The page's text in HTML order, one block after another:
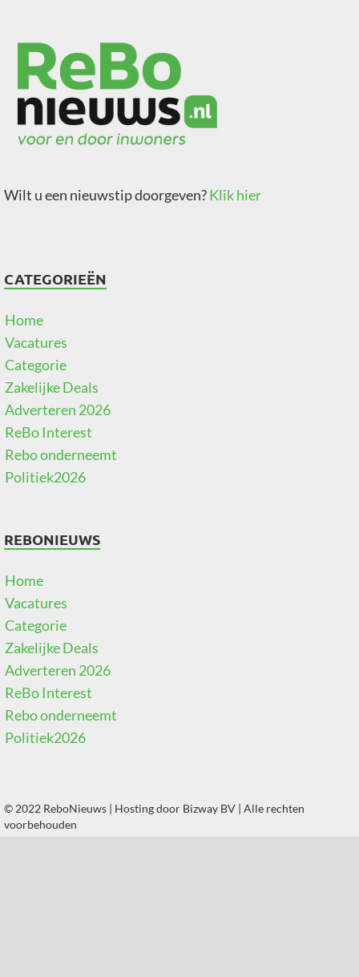
Wilt u een nieuwstip doorgeven?Klik hier
CATEGORIEËN
Home
Vacatures
Categorie
Zakelijke Deals
Adverteren 2026
ReBo Interest
Rebo onderneemt
Politiek2026
REBONIEUWS
Home
Vacatures
Categorie
Zakelijke Deals
Adverteren 2026
ReBo Interest
Rebo onderneemt
Politiek2026
© 2022 ReboNieuws | Hosting door Bizway BV | Alle rechten
voorbehouden